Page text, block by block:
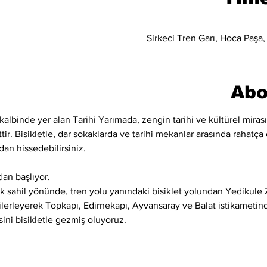
Sirkeci Tren Garı, Hoca
yer alan Tarihi Yarımada, zengin tarihi ve kültürel
Bisikletle, dar sokaklarda ve tarihi mekanlar arasında
hissedebilirsiniz.
başlıyor.
sahil yönünde, tren yolu yanındaki bisiklet yolundan Yedikule
Topkapı, Edirnekapı, Ayvansaray ve Balat
bisikletle gezmiş oluyoruz.